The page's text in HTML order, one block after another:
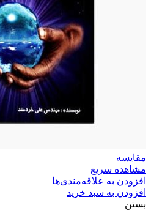
مقایسه
مشاهده سریع
افزودن به علاقه‌مندی‌ها
افزودن به سبد خرید
بستن